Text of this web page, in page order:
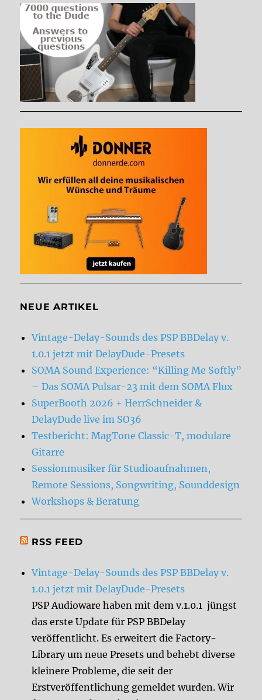
NEUE ARTIKEL
Vintage-Delay-Sounds des PSP BBDelay v.
1.0.1 jetzt mit DelayDude-Presets
SOMA Sound Experience: “Killing Me Softly”
– Das SOMA Pulsar-23 mit dem SOMA Flux
SuperBooth 2026 + HerrSchneider &
DelayDude live im SO36
Testbericht: MagTone Classic-T, modulare
Gitarre
Sessionmusiker für Studioaufnahmen,
Remote Sessions, Songwriting, Sounddesign
Workshops & Beratung
RSS FEED
Vintage-Delay-Sounds des PSP BBDelay v.
1.0.1 jetzt mit DelayDude-Presets
PSP Audioware haben mit dem v.1.0.1 jüngst
das erste Update für PSP BBDelay
veröffentlicht. Es erweitert die Factory-
Library um neue Presets und behebt diverse
kleinere Probleme, die seit der
Erstveröffentlichung gemeldet wurden. Wir